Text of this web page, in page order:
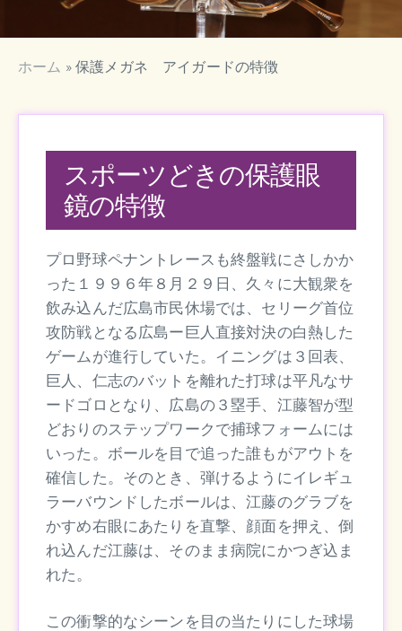
ホーム »保護メガネ アイガードの特徴
スポーツどきの保護眼
鏡の特徴
プロ野球ペナントレースも終盤戦にさしかか
った１９９６年８月２９日、久々に大観衆を
飲み込んだ広島市民休場では、セリーグ首位
攻防戦となる広島ー巨人直接対決の白熱した
ゲームが進行していた。イニングは３回表、
巨人、仁志のバットを離れた打球は平凡なサ
ードゴロとなり、広島の３塁手、江藤智が型
どおりのステップワークで捕球フォームには
いった。ボールを目で追った誰もがアウトを
確信した。そのとき、弾けるようにイレギュ
ラーバウンドしたボールは、江藤のグラブを
かすめ右眼にあたりを直撃、顔面を押え、倒
れ込んだ江藤は、そのまま病院にかつぎ込ま
れた。
この衝撃的なシーンを目の当たりにした球場